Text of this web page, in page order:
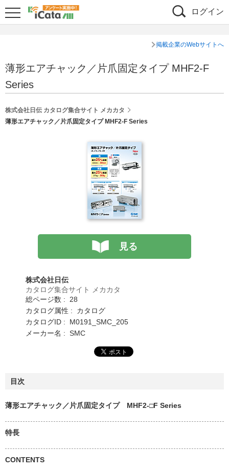
ログイン
掲載企業のWebサイトへ
薄形エアチャック／片爪固定タイプ MHF2-F
Series
株式会社日伝 カタログ集合サイト メカカタ
薄形エアチャック／片爪固定タイプ MHF2-F Series
見る
株式会社日伝
カタログ集合サイト メカカタ
総ページ数 : 28
カタログ属性 : カタログ
カタログID : M0191_SMC_205
メーカー名 : SMC
目次
薄形エアチャック／片爪固定タイプ MHF2-□F Series
特長
CONTENTS